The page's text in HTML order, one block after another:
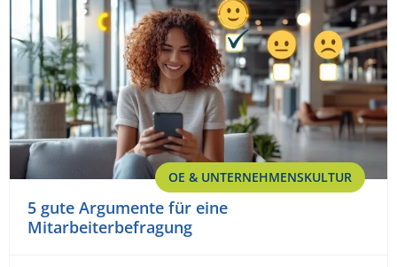
OE & UNTERNEHMENSKULTUR
5 gute Argumente für eine
Mitarbeiterbefragung